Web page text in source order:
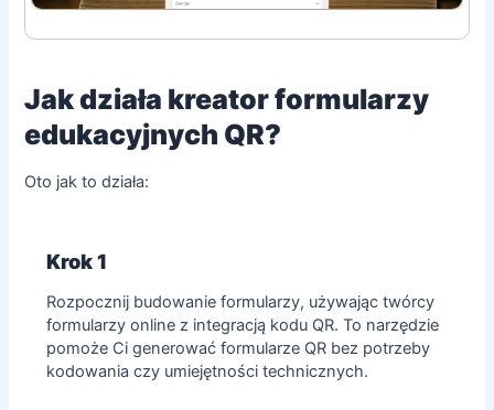
Jak działa kreator formularzy
edukacyjnych QR?
Oto jak to działa:
Krok 1
Rozpocznij budowanie formularzy, używająctwórcy
formularzy online z integracją kodu QR. To narzędzie
pomoże Ci generować formularze QR bez potrzeby
kodowania czy umiejętności technicznych.